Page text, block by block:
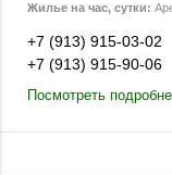
Жилье на час, сутки:
+7 (913) 915-03-02
+7 (913) 915-90-06
Посмотреть